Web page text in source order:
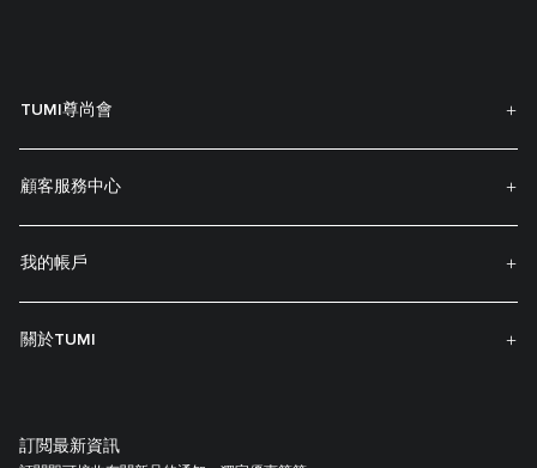
TUMI尊尚會
顧客服務中心
我的帳戶
關於TUMI
訂閲最新資訊